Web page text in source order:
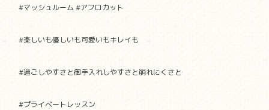
#マッシュルーム #アフロカット
#楽しいも優しいも可愛いもキレイも
#過ごしやすさと御手入れしやすさと崩れにくさと
#プライベートレッスン